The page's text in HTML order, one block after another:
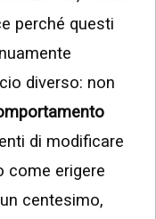
perché questi
diverso: non
di modificare
come erigere
centesimo,